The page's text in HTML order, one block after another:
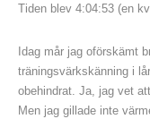
Tiden blev 4:04:53 (en
Idag mår jag oförskämt
träningsvärkskänning i
obehindrat. Ja, jag vet
Men jag gillade inte